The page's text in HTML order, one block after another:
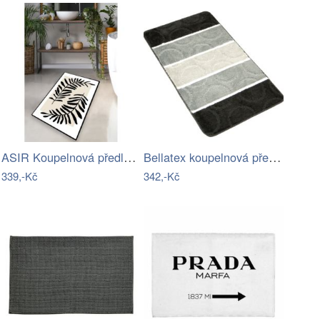
ASIR Koupelnová předložka CASTING listy
339,-Kč
Bellatex koupelnová předložka AVANGARD…
342,-Kč